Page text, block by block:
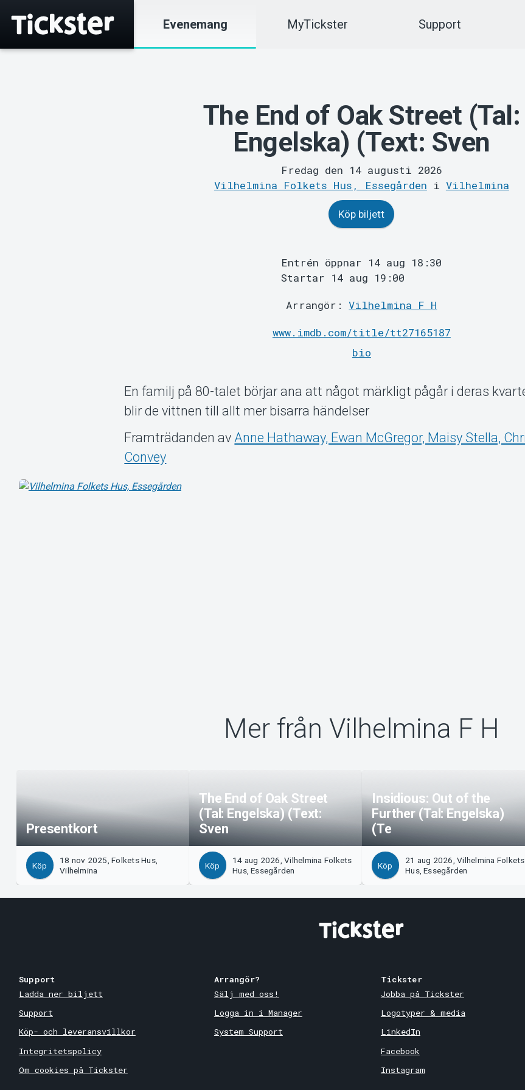
Evenemang MyTickster Support
The End of Oak Street (Tal:
Engelska) (Text: Sven
Fredag den 14 augusti 2026
Vilhelmina Folkets Hus, Essegården i Vilhelmina
Köp biljett
Entrén öppnar 14 aug 18:30
Startar 14 aug 19:00
Arrangör:Vilhelmina F H
www.imdb.com/title/tt27165187
bio
En familj på 80-talet börjar ana att något märkligt pågår i deras
blir de vittnen till allt mer bisarra händelser
Framträdanden av Anne Hathaway, Ewan McGregor, Maisy Stella,
Convey
Mer från Vilhelmina F H
Presentkort
Köp
18 nov 2025, Folkets Hus,
Vilhelmina
The End of Oak Street
(Tal: Engelska) (Text:
Sven
Köp
14 aug 2026, Vilhelmina Folkets
Hus, Essegården
Insidious: Out of the
Further (Tal: Engelska)
(Te
Köp
21 aug 2026, Vilhelmina Folkets
Hus, Essegården
Support
Ladda ner biljett
Support
Köp- och leveransvillkor
Integritetspolicy
Om cookies på Tickster
Arrangör?
Sälj med oss!
Logga in i Manager
System Support
Tickster
Jobba på Tickster
Logotyper & media
LinkedIn
Facebook
Instagram